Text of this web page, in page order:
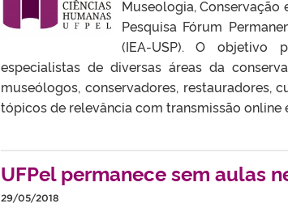
Museologia, Conservação
Pesquisa Fórum
(IEA-USP). O objetivo
especialistas de diversas áreas da
museólogos, conservadores, restauradores,
tópicos de relevância com transmissão
UFPel permanece sem aulas
29/05/2018